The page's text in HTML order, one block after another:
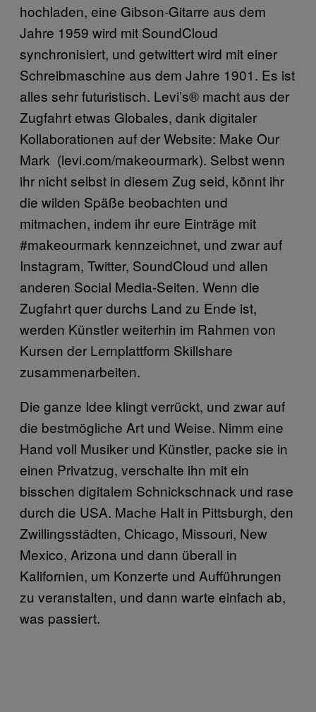
hochladen, eine Gibson-Gitarre aus dem
Jahre 1959 wird mit SoundCloud
synchronisiert, und getwittert wird mit einer
Schreibmaschine aus dem Jahre 1901. Es ist
alles sehr futuristisch. Levi’s® macht aus der
Zugfahrt etwas Globales, dank digitaler
Kollaborationen auf der Website: Make Our
Mark (levi.com/makeourmark). Selbst wenn
ihr nicht selbst in diesem Zug seid, könnt ihr
die wilden Späße beobachten und
mitmachen, indem ihr eure Einträge mit
#makeourmark kennzeichnet, und zwar auf
Instagram, Twitter, SoundCloud und allen
anderen Social Media-Seiten. Wenn die
Zugfahrt quer durchs Land zu Ende ist,
werden Künstler weiterhin im Rahmen von
Kursen der Lernplattform Skillshare
zusammenarbeiten.
Die ganze Idee klingt verrückt, und zwar auf
die bestmögliche Art und Weise. Nimm eine
Hand voll Musiker und Künstler, packe sie in
einen Privatzug, verschalte ihn mit ein
bisschen digitalem Schnickschnack und rase
durch die USA. Mache Halt in Pittsburgh, den
Zwillingsstädten, Chicago, Missouri, New
Mexico, Arizona und dann überall in
Kalifornien, um Konzerte und Aufführungen
zu veranstalten, und dann warte einfach ab,
was passiert.